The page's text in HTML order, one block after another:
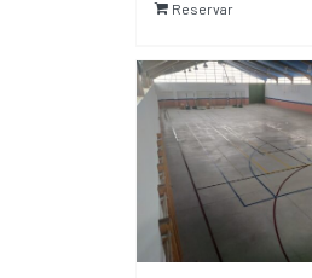
Reservar